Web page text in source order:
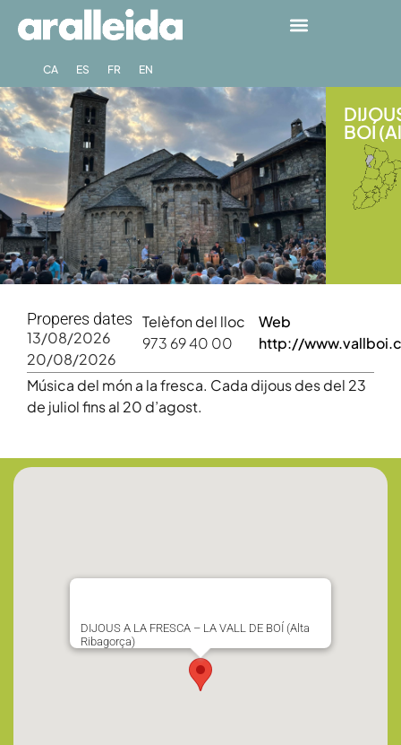
CA ES FR EN
BOÍ
Properes dates
13/08/2026
20/08/2026
Telèfon del lloc
973 69 40 00
Web
http://
Música del món a la fresca. Cada dijous des del 23
de juliol fins al 20 d’agost.
DIJOUS A LA FRESCA – LA VALL DE BOÍ (Alta
Ribagorça)